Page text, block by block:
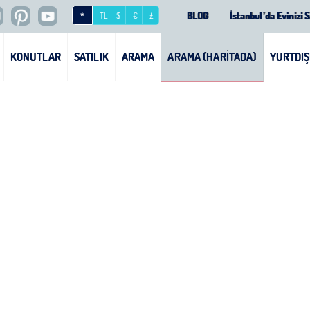
by investment - Invest In Turkey Property
* TL $ € £ BLOG İstanbul’da Evinizi
KONUTLAR SATILIK ARAMA ARAMA (HARİTADA)